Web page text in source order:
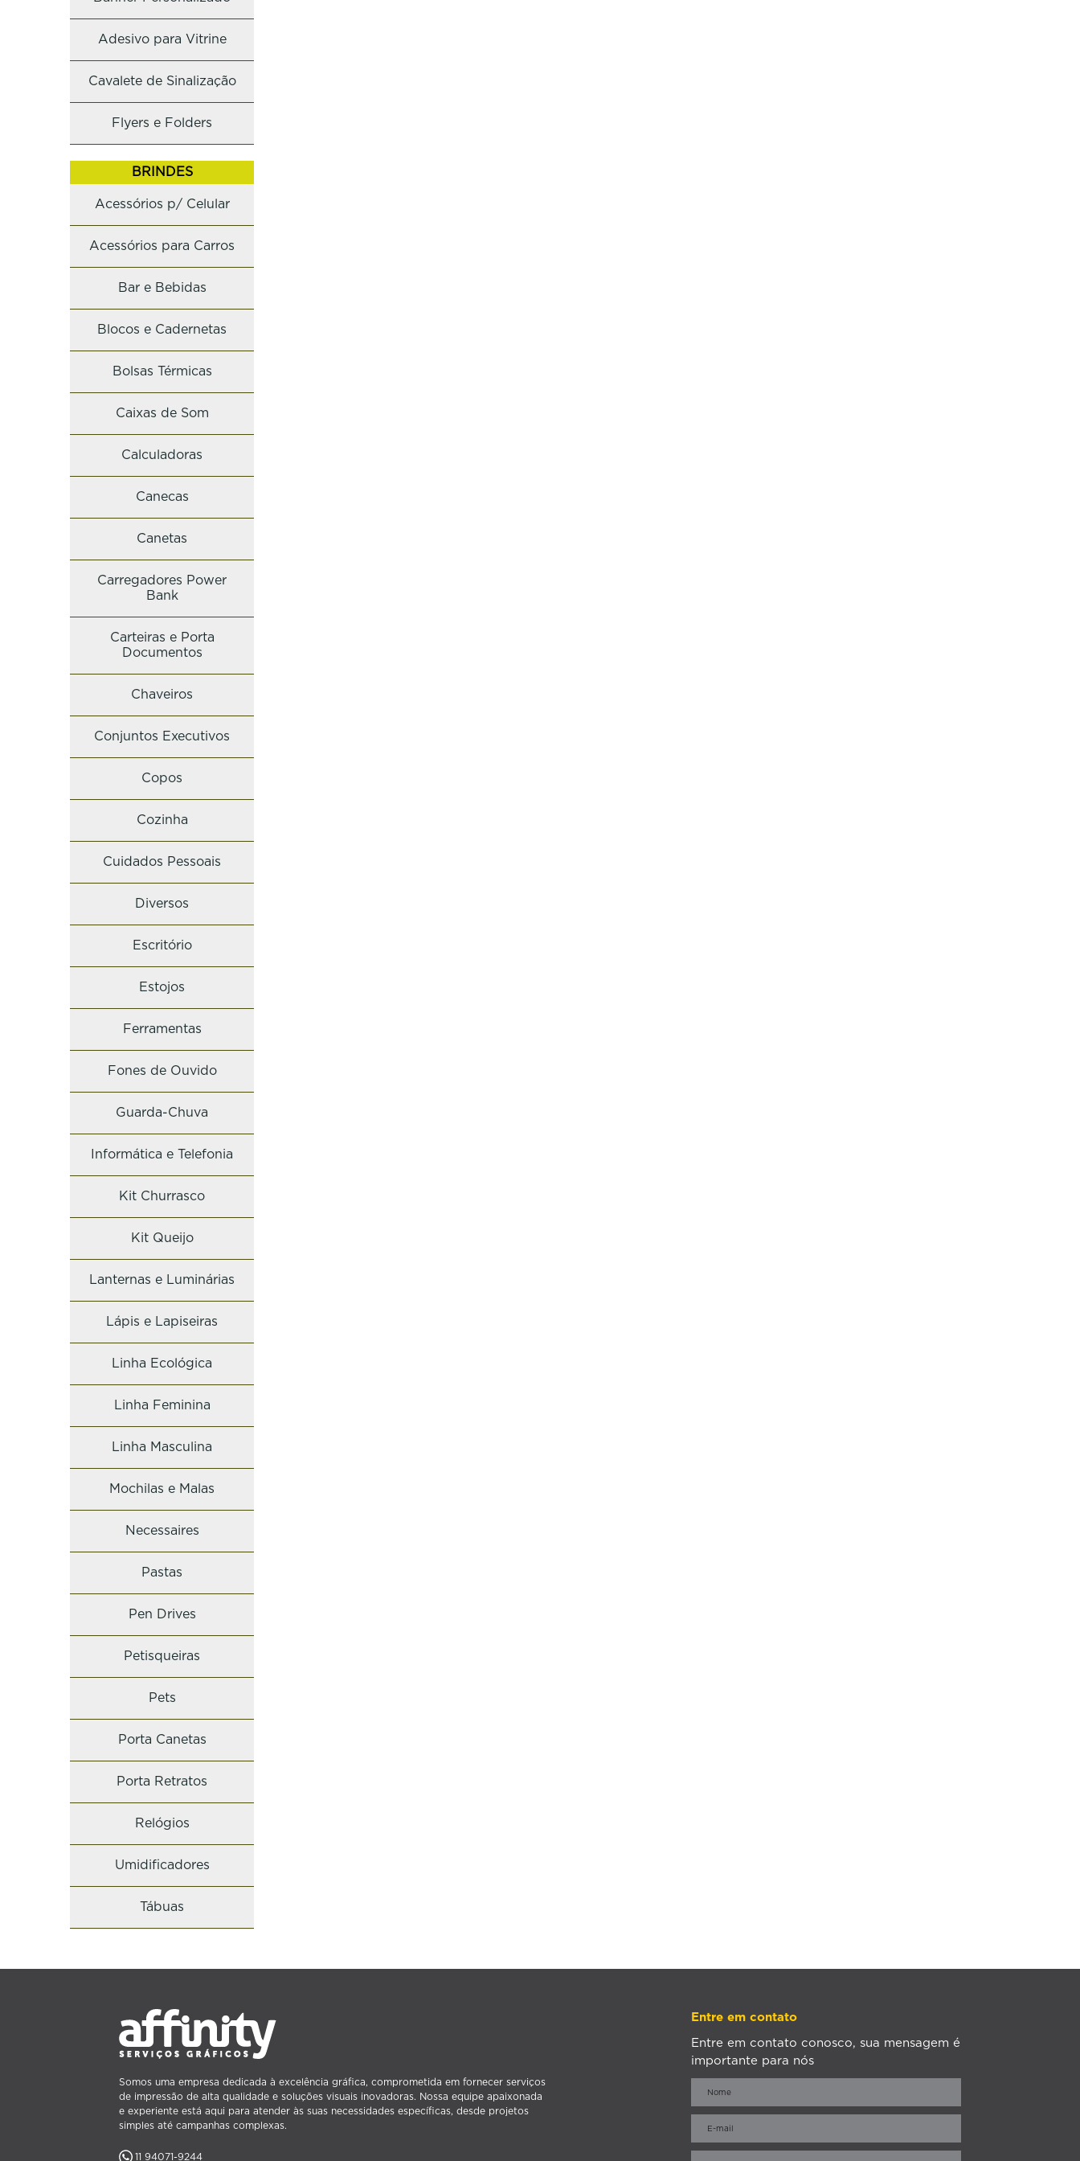
Adesivo para Vitrine
Cavalete de Sinalização
Flyers e Folders
BRINDES
Acessórios p/ Celular
Acessórios para Carros
Bar e Bebidas
Blocos e Cadernetas
Bolsas Térmicas
Caixas de Som
Calculadoras
Canecas
Canetas
Carregadores Power
Bank
Carteiras e Porta
Documentos
Chaveiros
Conjuntos Executivos
Copos
Cozinha
Cuidados Pessoais
Diversos
Escritório
Estojos
Ferramentas
Fones de Ouvido
Guarda-Chuva
Informática e Telefonia
Kit Churrasco
Kit Queijo
Lanternas e Luminárias
Lápis e Lapiseiras
Linha Ecológica
Linha Feminina
Linha Masculina
Mochilas e Malas
Necessaires
Pastas
Pen Drives
Petisqueiras
Pets
Porta Canetas
Porta Retratos
Relógios
Umidificadores
Tábuas
Somos uma empresa dedicada à excelência gráfica, comprometida em fornecer serviços
de impressão de alta qualidade e soluções visuais inovadoras. Nossa equipe apaixonada
e experiente está aqui para atender às suas necessidades específicas, desde projetos
simples até campanhas complexas.
11 94071-9244
Entre em contato
Entre em contato conosco, sua mensagem é
importante para nós